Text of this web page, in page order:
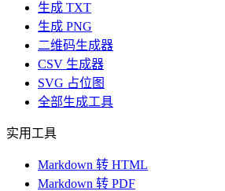
生成 TXT
生成 PNG
二维码生成器
CSV 生成器
SVG 占位图
全部生成工具
实用工具
Markdown 转 HTML
Markdown 转 PDF